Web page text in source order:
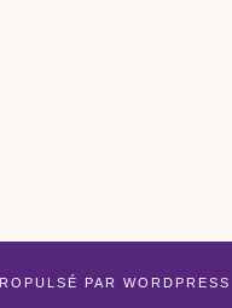
PAR WORDPRESS